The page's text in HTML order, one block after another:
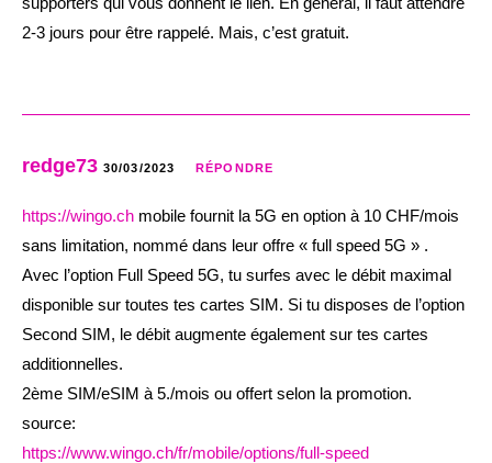
2-3 jours pour être rappelé. Mais, c’est gratuit.
redge73 30/03/2023 RÉPONDRE
https://wingo.ch mobile fournit la 5G en option à 10 CHF/mois
sans limitation, nommé dans leur offre « full speed 5G » .
Avec l’option Full Speed 5G, tu surfes avec le débit maximal
disponible sur toutes tes cartes SIM. Si tu disposes de l’option
Second SIM, le débit augmente également sur tes cartes
additionnelles.
2ème SIM/eSIM à 5./mois ou offert selon la promotion.
source:
https://www.wingo.ch/fr/mobile/options/full-speed